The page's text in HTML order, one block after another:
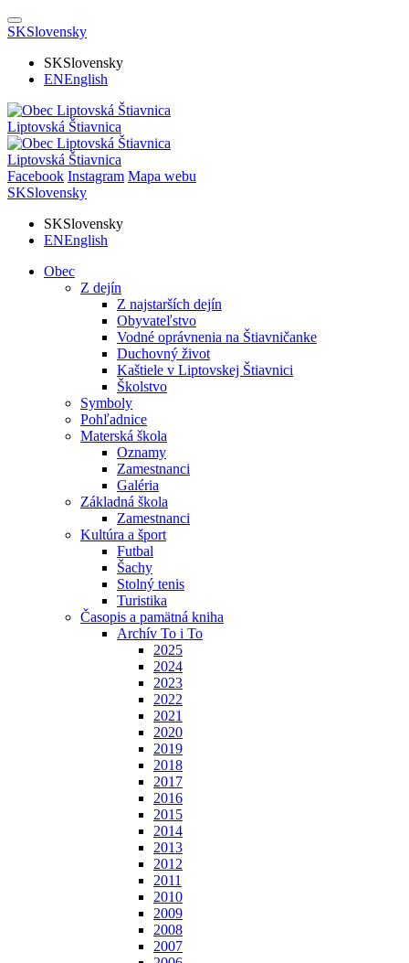
SKSlovensky
SKSlovensky
ENEnglish
Liptovská Štiavnica
Liptovská Štiavnica
Facebook Instagram Mapa webu
SKSlovensky
SKSlovensky
ENEnglish
Obec
Z dejín
Z najstarších dejín
Obyvateľstvo
Vodné oprávnenia na Štiavničanke
Duchovný život
Kaštiele v Liptovskej Štiavnici
Školstvo
Symboly
Pohľadnice
Materská škola
Oznamy
Zamestnanci
Galéria
Základná škola
Zamestnanci
Kultúra a šport
Futbal
Šachy
Stolný tenis
Turistika
Časopis a pamätná kniha
Archív To i To
2025
2024
2023
2022
2021
2020
2019
2018
2017
2016
2015
2014
2013
2012
2011
2010
2009
2008
2007